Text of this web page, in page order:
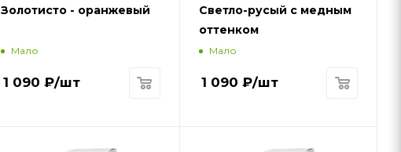
Золотисто - оранжевый
Мало
1 090 ₽/шт
Светло-русый с медным
оттенком
Мало
1 090 ₽/шт